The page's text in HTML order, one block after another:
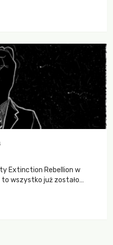
Extinction Rebellion w
to wszystko już zostało